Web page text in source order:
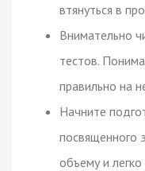
втянуться в
Внимательно
тестов.
правильно на
Начните
посвященного
объему и легко